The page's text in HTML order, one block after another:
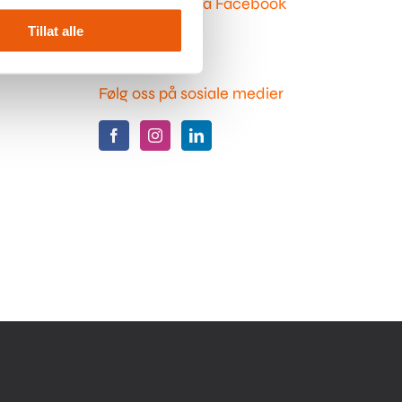
Tillat alle
Følg oss på sosiale medier